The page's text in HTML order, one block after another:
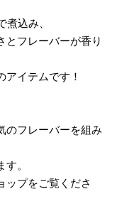
込み、
とフレーバーが香り
イテムです！
のフレーバーを組み
。
ップをご覧くださ